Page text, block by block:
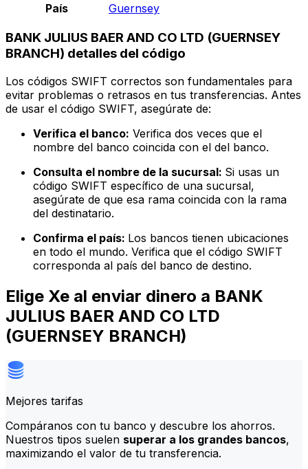
País
Guernsey
BANK JULIUS BAER AND CO LTD (GUERNSEY
BRANCH) detalles del código
Los códigos SWIFT correctos son fundamentales para
evitar problemas o retrasos en tus transferencias. Antes
de usar el código SWIFT, asegúrate de:
Verifica el banco: Verifica dos veces que el
nombre del banco coincida con el del banco.
Consulta el nombre de la sucursal: Si usas un
código SWIFT específico de una sucursal,
asegúrate de que esa rama coincida con la rama
del destinatario.
Confirma el país: Los bancos tienen ubicaciones
en todo el mundo. Verifica que el código SWIFT
corresponda al país del banco de destino.
Elige Xe al enviar dinero a BANK
JULIUS BAER AND CO LTD
(GUERNSEY BRANCH)
Mejores tarifas
Compáranos con tu banco y descubre los ahorros.
Nuestros tipos suelen superar a los grandes bancos,
maximizando el valor de tu transferencia.